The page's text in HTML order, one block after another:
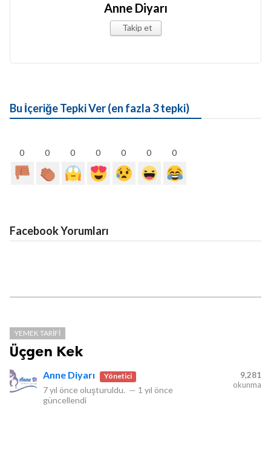
Anne Diyarı
Takip et
Bu İçeriğe Tepki Ver (en fazla 3 tepki)
0 0 0 0 0 0 0
Facebook Yorumları
YEMEK TARIFI
Üçgen Kek
Anne Diyarı Yönetici
7 yıl önce oluşturuldu. — 1 yıl önce
güncellendi
9,281
okunma